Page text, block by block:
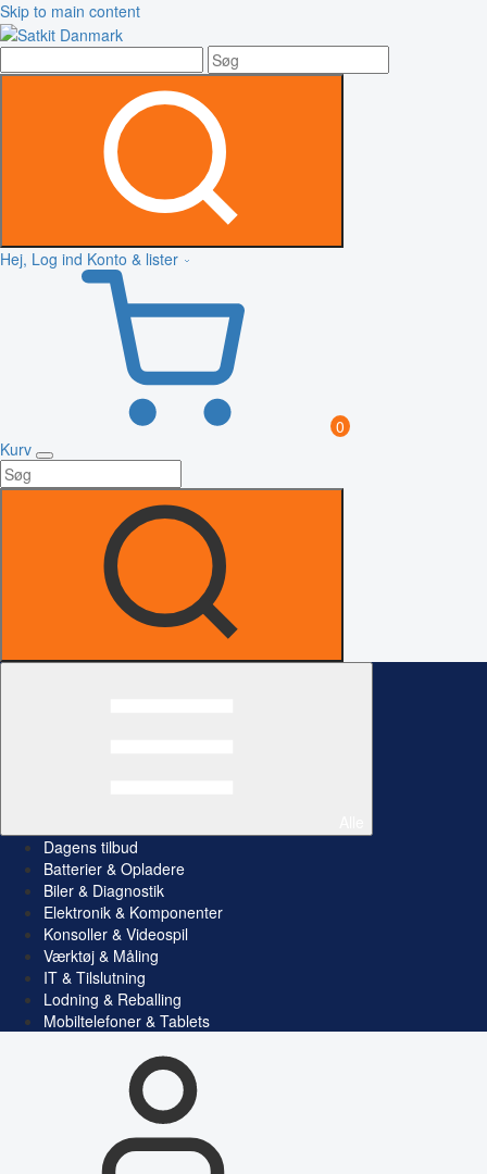
Skip to main content
Hej, Log ind Konto & lister
0
Kurv
Dagens tilbud
Batterier & Opladere
Biler & Diagnostik
Elektronik & Komponenter
Konsoller & Videospil
Værktøj & Måling
IT & Tilslutning
Lodning & Reballing
Mobiltelefoner & Tablets